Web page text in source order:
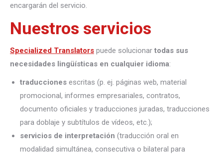
encargarán del servicio.
Nuestros servicios
Specialized Translators puede solucionar todas sus
necesidades lingüísticas en cualquier idioma:
traducciones escritas (p. ej. páginas web, material
promocional, informes empresariales, contratos,
documento oficiales y traducciones juradas, traducciones
para doblaje y subtítulos de vídeos, etc.);
servicios de interpretación (traducción oral en
modalidad simultánea, consecutiva o bilateral para